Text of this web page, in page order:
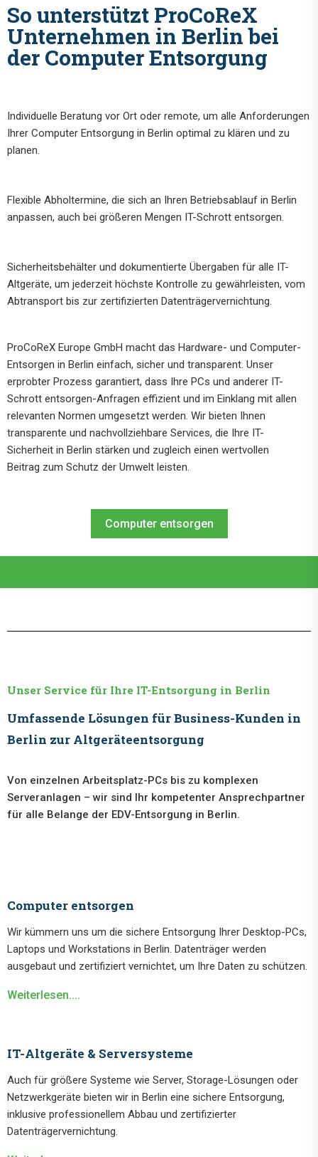
So unterstützt ProCoReX
Unternehmen in Berlin bei
der Computer Entsorgung
Individuelle Beratung vor Ort oder remote, um alle Anforderungen
Ihrer Computer Entsorgung in Berlin optimal zu klären und zu
planen.
Flexible Abholtermine, die sich an Ihren Betriebsablauf in Berlin
anpassen, auch bei größeren Mengen IT-Schrott entsorgen.
Sicherheitsbehälter und dokumentierte Übergaben für alle IT-
Altgeräte, um jederzeit höchste Kontrolle zu gewährleisten, vom
Abtransport bis zur zertifizierten Datenträgervernichtung.
ProCoReX Europe GmbH macht das Hardware- und Computer-
Entsorgen in Berlin einfach, sicher und transparent. Unser
erprobter Prozess garantiert, dass Ihre PCs und anderer IT-
Schrott entsorgen-Anfragen effizient und im Einklang mit allen
relevanten Normen umgesetzt werden. Wir bieten Ihnen
transparente und nachvollziehbare Services, die Ihre IT-
Sicherheit in Berlin stärken und zugleich einen wertvollen
Beitrag zum Schutz der Umwelt leisten.
Computer entsorgen
Unser Service für Ihre IT-Entsorgung in Berlin
Umfassende Lösungen für Business-Kunden in
Berlin zur Altgeräteentsorgung
Von einzelnen Arbeitsplatz-PCs bis zu komplexen
Serveranlagen – wir sind Ihr kompetenter Ansprechpartner
für alle Belange der EDV-Entsorgung in Berlin.
Computer entsorgen
Wir kümmern uns um die sichere Entsorgung Ihrer Desktop-PCs,
Laptops und Workstations in Berlin. Datenträger werden
ausgebaut und zertifiziert vernichtet, um Ihre Daten zu schützen.
Weiterlesen....
IT-Altgeräte & Serversysteme
Auch für größere Systeme wie Server, Storage-Lösungen oder
Netzwerkgeräte bieten wir in Berlin eine sichere Entsorgung,
inklusive professionellem Abbau und zertifizierter
Datenträgervernichtung.